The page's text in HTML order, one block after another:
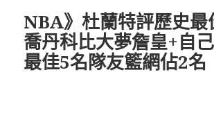
NBA》杜蘭特評歷史最
喬丹科比大夢詹皇+自
最佳5名隊友籃網佔2名